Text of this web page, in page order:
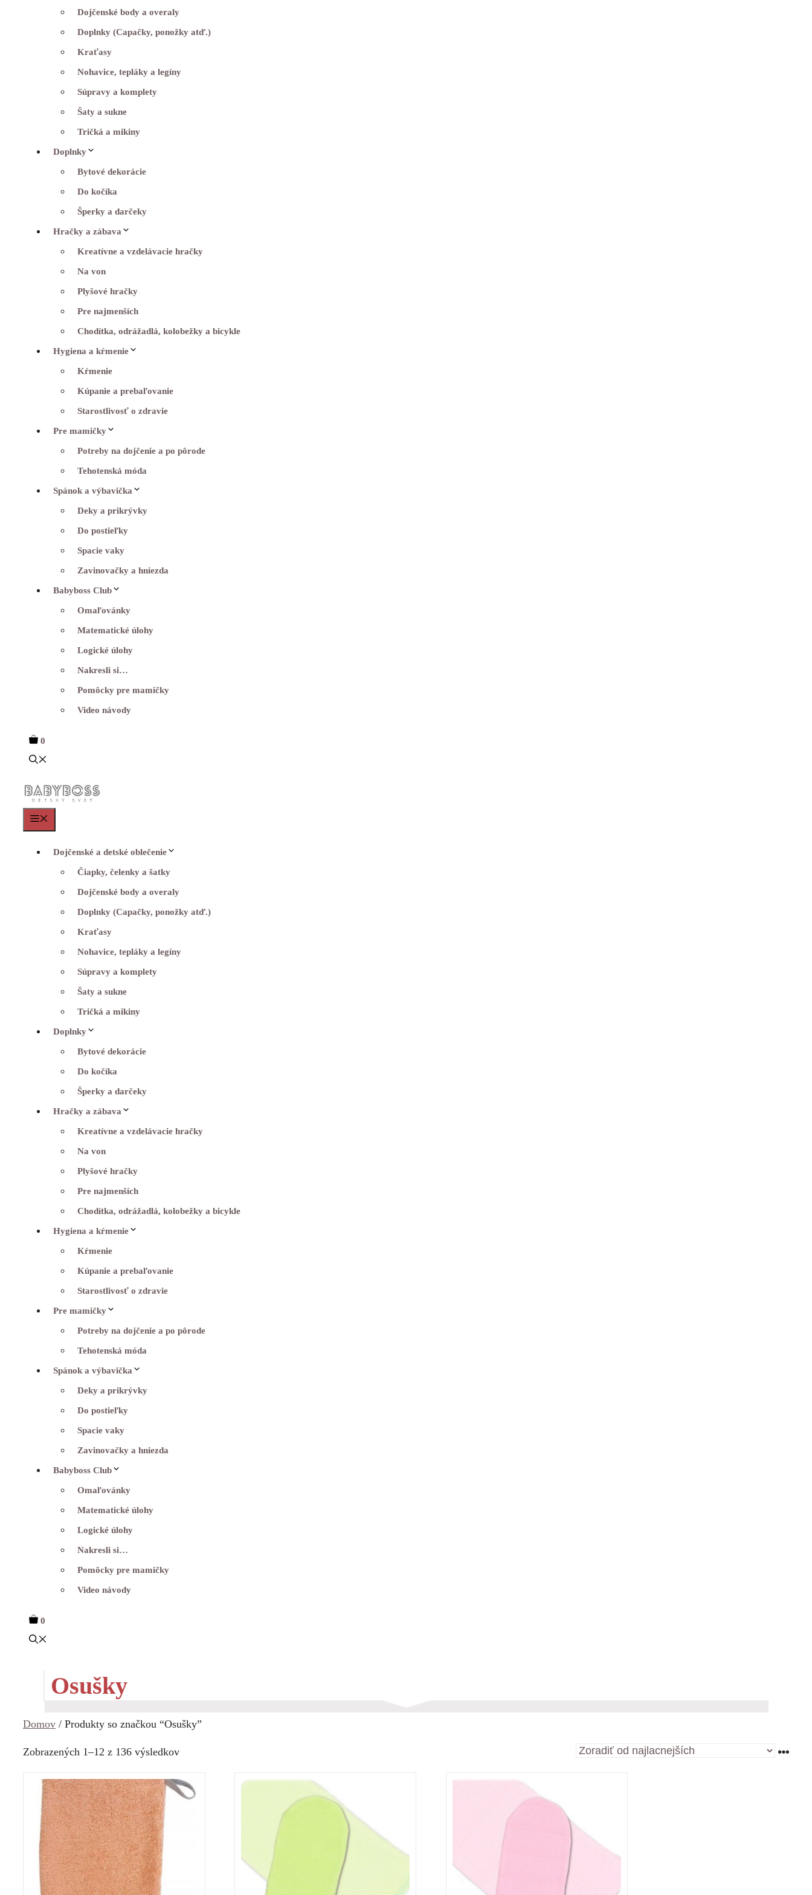
Dojčenské body a overaly
Doplnky (Capačky, ponožky atď.)
Kraťasy
Nohavice, tepláky a legíny
Súpravy a komplety
Šaty a sukne
Tričká a mikiny
Doplnky
Bytové dekorácie
Do kočíka
Šperky a darčeky
Hračky a zábava
Kreatívne a vzdelávacie hračky
Na von
Plyšové hračky
Pre najmenších
Chodítka, odrážadlá, kolobežky a bicykle
Hygiena a kŕmenie
Kŕmenie
Kúpanie a prebaľovanie
Starostlivosť o zdravie
Pre mamičky
Potreby na dojčenie a po pôrode
Tehotenská móda
Spánok a výbavička
Deky a prikrývky
Do postieľky
Spacie vaky
Zavinovačky a hniezda
Babyboss Club
Omaľovánky
Matematické úlohy
Logické úlohy
Nakresli si…
Pomôcky pre mamičky
Video návody
0
Dojčenské a detské oblečenie
Čiapky, čelenky a šatky
Dojčenské body a overaly
Doplnky (Capačky, ponožky atď.)
Kraťasy
Nohavice, tepláky a legíny
Súpravy a komplety
Šaty a sukne
Tričká a mikiny
Doplnky
Bytové dekorácie
Do kočíka
Šperky a darčeky
Hračky a zábava
Kreatívne a vzdelávacie hračky
Na von
Plyšové hračky
Pre najmenších
Chodítka, odrážadlá, kolobežky a bicykle
Hygiena a kŕmenie
Kŕmenie
Kúpanie a prebaľovanie
Starostlivosť o zdravie
Pre mamičky
Potreby na dojčenie a po pôrode
Tehotenská móda
Spánok a výbavička
Deky a prikrývky
Do postieľky
Spacie vaky
Zavinovačky a hniezda
Babyboss Club
Omaľovánky
Matematické úlohy
Logické úlohy
Nakresli si…
Pomôcky pre mamičky
Video návody
0
Osušky
Domov / Produkty so značkou “Osušky”
Zobrazených 1–12 z 136 výsledkovZoradené
ceny:
od